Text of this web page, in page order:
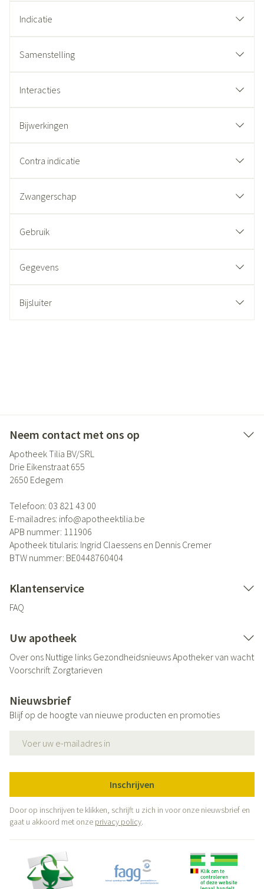
Indicatie
Samenstelling
Interacties
Bijwerkingen
Contra indicatie
Zwangerschap
Gebruik
Gegevens
Bijsluiter
Neem contact met ons op
Apotheek Tilia BV/SRL
Drie Eikenstraat 655
2650 Edegem
Telefoon: 03 821 43 00
E-mailadres: info@apotheektilia.be
APB nummer: 111906
Apotheek titularis: Ingrid Claessens en Dennis Cremer
BTW nummer: BE0448760404
Klantenservice
FAQ
Uw apotheek
Over ons Nuttige links GezondheidsnieuwsApotheker van wacht
Voorschrift Zorgtarieven
Nieuwsbrief
Blijf op de hoogte van nieuwe producten en promoties
Inschrijven
Door op inschrijven te klikken, schrijft u zich in voor onze nieuwsbrief en
gaat u akkoord met onze privacy policy.